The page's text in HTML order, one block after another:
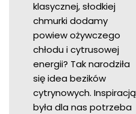
klasycznej, słodkiej
chmurki dodamy
powiew ożywczego
chłodu i cytrusowej
energii? Tak narodziła
się idea bezików
cytrynowych. Inspiracją
była dla nas potrzeba